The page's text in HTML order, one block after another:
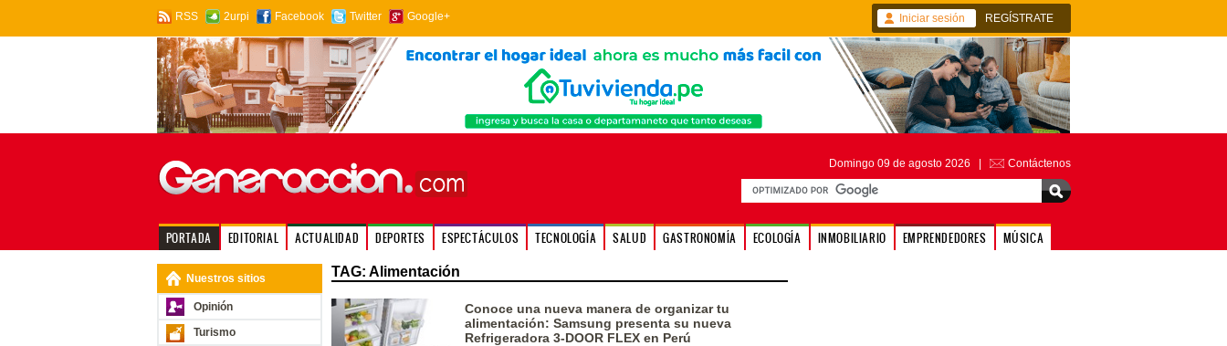
RSS 2urpi Facebook Twitter Google+ Iniciar sesión REGÍSTRATE
Domingo 09 de agosto 2026 | Contáctenos
PORTADA EDITORIAL ACTUALIDAD DEPORTES ESPECTÁCULOS TECNOLOGÍA SALUD GASTRONOMÍA ECOLOGÍA INMOBILIARIO EMPRENDEDORES MÚSICA
Nuestros sitios
Opinión
Turismo
TAG: Alimentación
Conoce una nueva manera de organizar tu
alimentación: Samsung presenta su nueva
Refrigeradora 3-DOOR FLEX en Perú